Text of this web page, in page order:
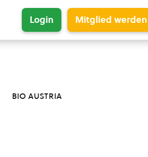
Login Mitglied werden
bio austria